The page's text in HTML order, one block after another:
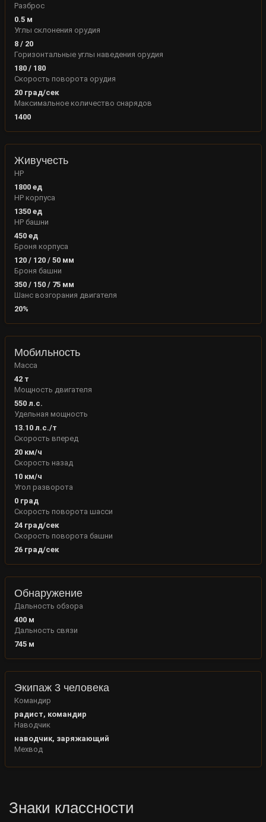
Разброс
0.5м
Углы склонения орудия
8 / 20
Горизонтальные углы наведения орудия
180 / 180
Скорость поворота орудия
20град/сек
Максимальное количество снарядов
1400
Живучесть
HP
1800ед
HP корпуса
1350ед
HP башни
450ед
Броня корпуса
120/ 120/ 50мм
Броня башни
350 / 150 / 75 мм
Шанс возгорания двигателя
20%
Мобильность
Масса
42т
Мощность двигателя
550л.с.
Удельная мощность
13.10л.с./т
Скорость вперед
20км/ч
Скорость назад
10км/ч
Угол разворота
0град
Скорость поворота шасси
24град/сек
Скорость поворота башни
26град/сек
Обнаружение
Дальность обзора
400м
Дальность связи
745м
Экипаж 3 человека
Командир
радист, командир
Наводчик
наводчик, заряжающий
Мехвод
Знаки классности